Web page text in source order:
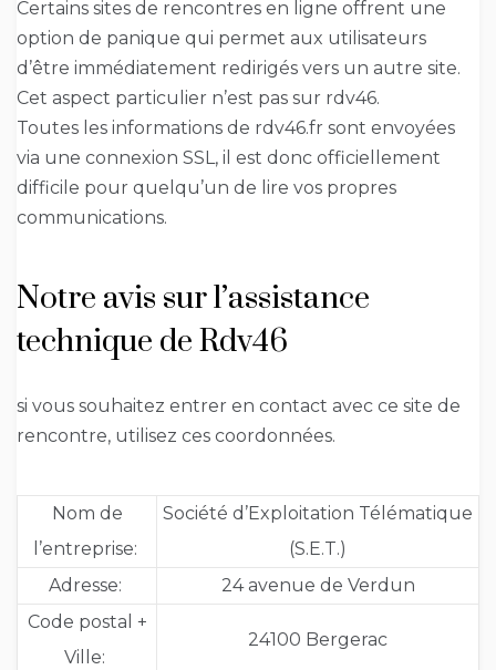
Certains sites de rencontres en ligne offrent une
option de panique qui permet aux utilisateurs
d’être immédiatement redirigés vers un autre site.
Cet aspect particulier n’est pas sur rdv46.
Toutes les informations de rdv46.fr sont envoyées
via une connexion SSL, il est donc officiellement
difficile pour quelqu’un de lire vos propres
communications.
Notre avis sur l’assistance
technique de Rdv46
si vous souhaitez entrer en contact avec ce site de
rencontre, utilisez ces coordonnées.
Nom de
l’entreprise:
Société d’Exploitation Télématique
(S.E.T.)
Adresse:
24 avenue de Verdun
Code postal +
Ville:
24100 Bergerac